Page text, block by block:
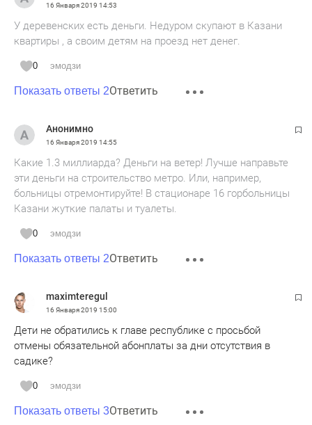
16 Января 2019 14:53
У деревенских есть деньги. Недуром скупают в Казани
квартиры , а своим детям на проезд нет денег.
0 эмодзи
Показать ответы 2Ответить
Анонимно
16 Января 2019 14:55
Какие 1.3 миллиарда? Деньги на ветер! Лучше направьте
эти деньги на строительство метро. Или, например,
больницы отремонтируйте! В стационаре 16 горбольницы
Казани жуткие палаты и туалеты.
0 эмодзи
Показать ответы 2Ответить
maximteregul
16 Января 2019 15:00
Дети не обратились к главе республике с просьбой
отмены обязательной абонплаты за дни отсутствия в
садике?
0 эмодзи
Показать ответы 3Ответить